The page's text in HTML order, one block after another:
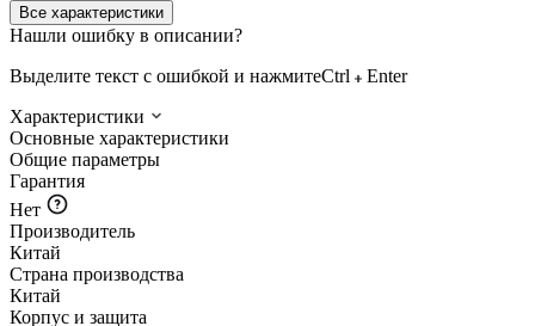
Все характеристики
Нашли ошибку в описании?
Выделите текст с ошибкой и нажмитеCtrl
Enter
Характеристики
Основные характеристики
Общие параметры
Гарантия
Нет
Производитель
Китай
Страна производства
Китай
Корпус и защита